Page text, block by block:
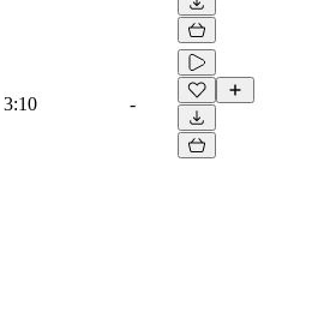
3:10 -